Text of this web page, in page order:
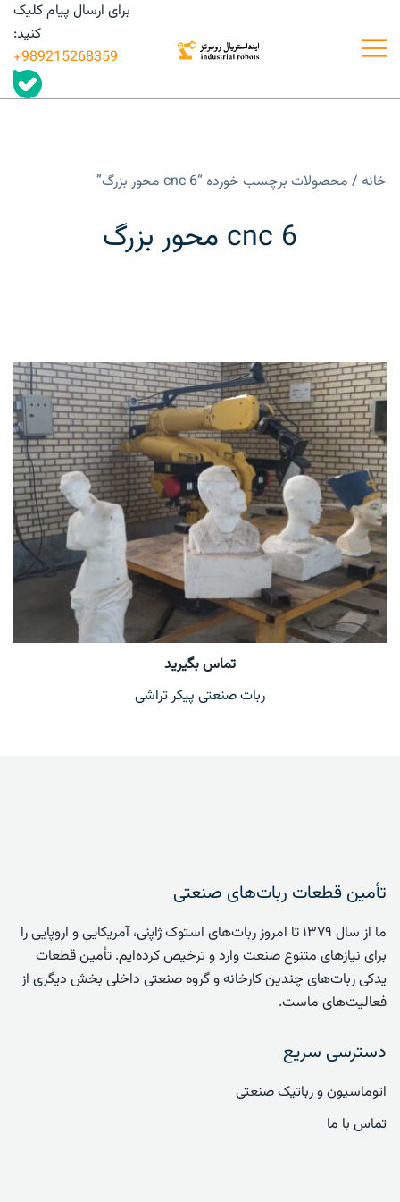
محتوا
فروش و قیمت قطعات و تجهیزات
ربات های صنعتی
درگاه تأمین و به اشتراک گذاری اطلاعات قطعات
ربات های صنعتی
برای ارسال پیام کلیک
کنید:
989215268359+
خانه / محصولات برچسب خورده “cnc 6 محور بزرگ”
cnc 6 محور بزرگ
تماس بگیرید
ربات صنعتی پیکر تراشی
تأمین قطعات ربات‌های صنعتی
ما از سال ۱۳۷۹ تا امروز ربات‌های استوک ژاپنی، آمریکایی و اروپایی را
برای نیازهای متنوع صنعت وارد و ترخیص کرده‌ایم. تأمین قطعات
یدکی ربات‌های چندین کارخانه و گروه صنعتی داخلی بخش دیگری از
فعالیت‌های ماست.
دسترسی سریع
اتوماسیون و رباتیک صنعتی
تماس با ما